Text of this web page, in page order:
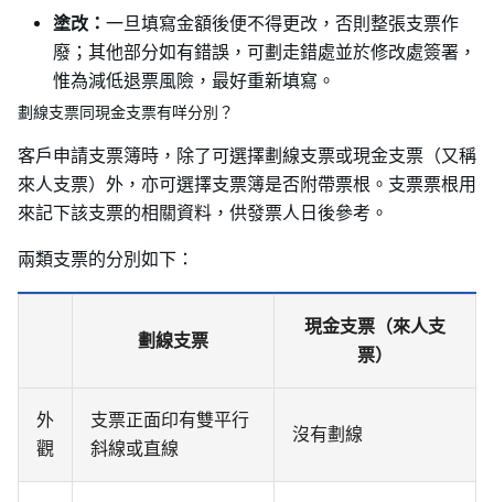
塗改： 一旦填寫金額後便不得更改，否則整張支票作
廢；其他部分如有錯誤，可劃走錯處並於修改處簽署，
惟為減低退票風險，最好重新填寫。
劃線支票同現金支票有咩分別？
客戶申請支票簿時，除了可選擇劃線支票或現金支票（又稱
來人支票）外，亦可選擇支票簿是否附帶票根。支票票根用
來記下該支票的相關資料，供發票人日後參考。
兩類支票的分別如下：
劃線支票
現金支票（來人支
票）
外
觀
支票正面印有雙平行
斜線或直線
沒有劃線